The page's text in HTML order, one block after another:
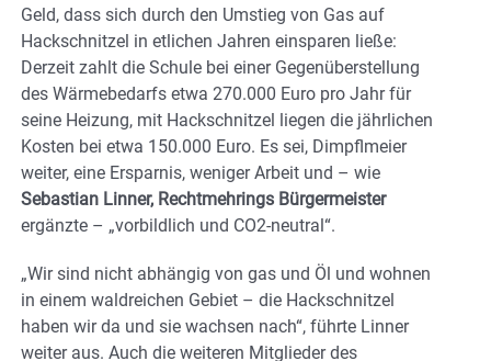
Geld, dass sich durch den Umstieg von Gas auf
Hackschnitzel in etlichen Jahren einsparen ließe:
Derzeit zahlt die Schule bei einer Gegenüberstellung
des Wärmebedarfs etwa 270.000 Euro pro Jahr für
seine Heizung, mit Hackschnitzel liegen die jährlichen
Kosten bei etwa 150.000 Euro. Es sei, Dimpflmeier
weiter, eine Ersparnis, weniger Arbeit und – wie
Sebastian Linner, Rechtmehrings Bürgermeister
ergänzte – „vorbildlich und CO2-neutral“.
„Wir sind nicht abhängig von gas und Öl und wohnen
in einem waldreichen Gebiet – die Hackschnitzel
haben wir da und sie wachsen nach“, führte Linner
weiter aus. Auch die weiteren Mitglieder des